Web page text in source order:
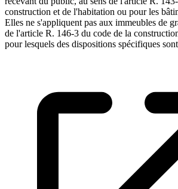
construction et de l'habitation ou pour les
Elles ne s'appliquent pas aux immeubles de
de l'article R. 146-3 du code de la
pour lesquels des dispositions spécifiques